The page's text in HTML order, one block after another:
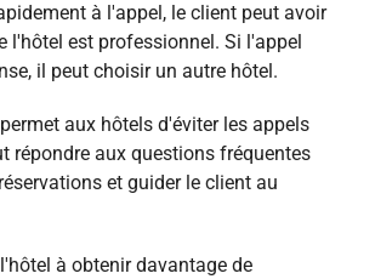
à l'appel, le client peut avoir
l'hôtel est professionnel. Si l'appel
il peut choisir un autre hôtel.
aux hôtels d'éviter les appels
répondre aux questions fréquentes
et guider le client au
à obtenir davantage de